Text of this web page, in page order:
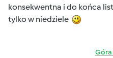
konsekwentna i do końca
tylko w niedziele
Góra